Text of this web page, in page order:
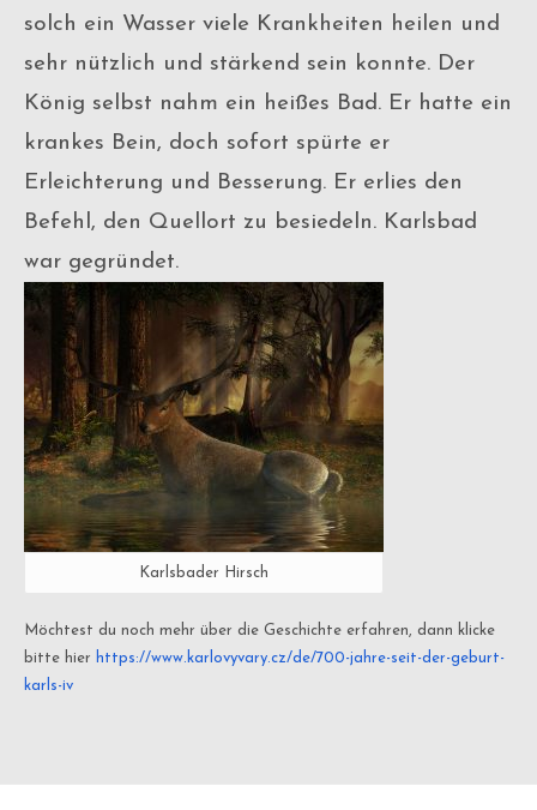
solch ein Wasser viele Krankheiten heilen und
sehr nützlich und stärkend sein konnte. Der
König selbst nahm ein heißes Bad. Er hatte ein
krankes Bein, doch sofort spürte er
Erleichterung und Besserung. Er erlies den
Befehl, den Quellort zu besiedeln. Karlsbad
war gegründet.
Karlsbader Hirsch
Möchtest du noch mehr über die Geschichte erfahren, dann klicke
bitte hier https://www.karlovyvary.cz/de/700-jahre-seit-der-geburt-
karls-iv